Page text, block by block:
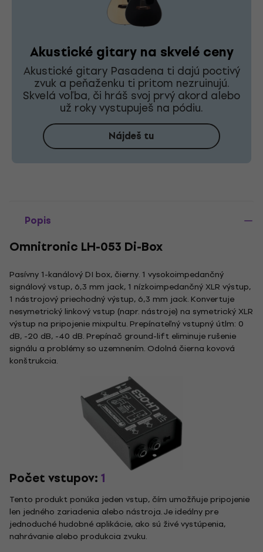
Akustické gitary na skvelé ceny
Akustické gitary Pasadena ti dajú poctivý
zvuk a peňaženku ti pritom nezruinujú.
Skvelá voľba, či hráš svoj prvý akord alebo
už roky vystupuješ na pódiu.
Nájdeš tu
Popis
Omnitronic LH-053 Di-Box
Pasívny 1-kanálový DI box, čierny. 1 vysokoimpedančný
signálový vstup, 6,3 mm jack, 1 nízkoimpedančný XLR výstup,
1 nástrojový priechodný výstup, 6,3 mm jack. Konvertuje
nesymetrický linkový vstup (napr. nástroje) na symetrický XLR
výstup na pripojenie mixpultu. Prepínateľný vstupný útlm: 0
dB, -20 dB, -40 dB. Prepínač ground-lift eliminuje rušenie
signálu a problémy so uzemnením. Odolná čierna kovová
konštrukcia.
Počet vstupov:1
Tento produkt ponúka jeden vstup, čím umožňuje pripojenie
len jedného zariadenia alebo nástroja. Je ideálny pre
jednoduché hudobné aplikácie, ako sú živé vystúpenia,
nahrávanie alebo produkcia zvuku.